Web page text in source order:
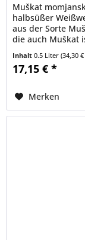
Muškat
halbsüßer
aus der Sorte
die auch Muškat
sie als eine...
Inhalt0.5 Liter(34,30
17,15 € *
Merken